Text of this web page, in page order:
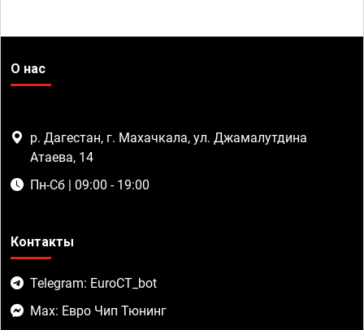
О нас
р. Дагестан, г. Махачкала, ул. Джамалутдина
Атаева, 14
Пн-Сб | 09:00 - 19:00
Контакты
Telegram: EuroCT_bot
Max: Евро Чип Тюнинг